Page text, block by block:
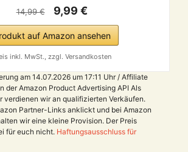
14,99 € 9,99 €
auf Amazon ansehen
inkl. MwSt., zzgl. Versandkosten
am 14.07.2026 um 17:11 Uhr / Affiliate
der Amazon Product Advertising API Als
verdienen wir an qualifizierten Verkäufen.
Partner-Links anklickt und bei Amazon
wir eine kleine Provision. Der Preis
für euch nicht. Haftungsausschluss für